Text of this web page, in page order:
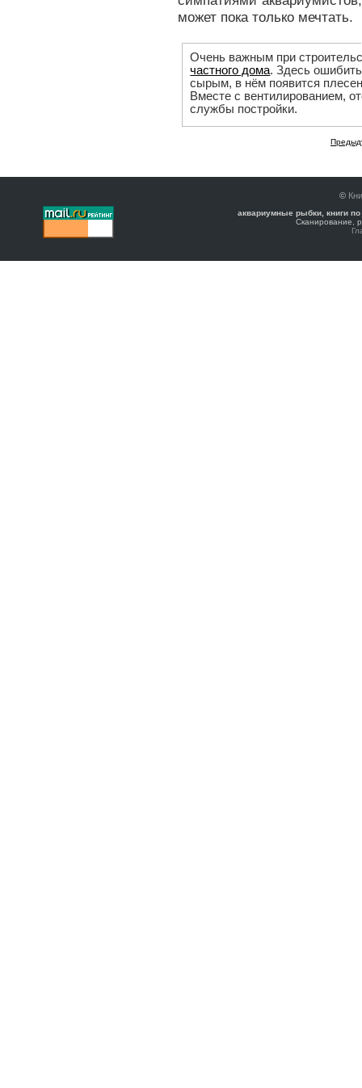
может пока только мечтать.
Очень важным при
частного дома. Здесь
сырым, в нём появится
Вместе с вентилированием,
службы постройки.
©
аквариумные рыбки, книги
Сканирование,